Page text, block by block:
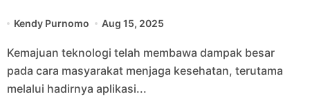
Hidup Sehat
Kendy Purnomo Aug 15, 2025
Kemajuan teknologi telah membawa dampak besar
pada cara masyarakat menjaga kesehatan, terutama
melalui hadirnya aplikasi...